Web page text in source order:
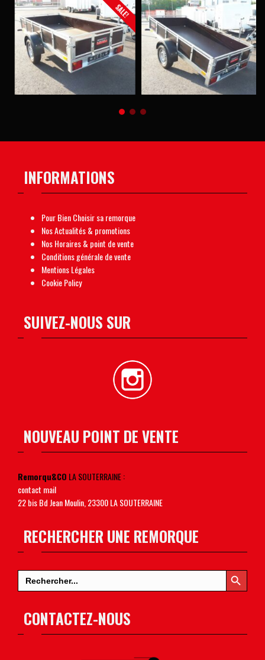
SALE!
INFORMATIONS
Pour Bien Choisir sa remorque
Nos Actualités & promotions
Nos Horaires & point de vente
Conditions générale de vente
Mentions Légales
Cookie Policy
SUIVEZ-NOUS SUR
NOUVEAU POINT DE VENTE
Remorqu&CO LA SOUTERRAINE :
contact mail
22 bis Bd Jean Moulin, 23300 LA SOUTERRAINE
RECHERCHER UNE REMORQUE
Search
for:
Search Button
CONTACTEZ-NOUS